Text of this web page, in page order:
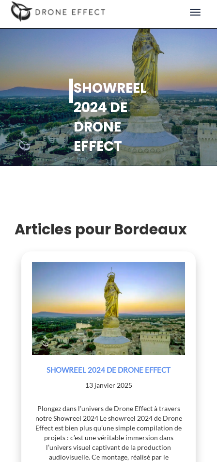
Toggle
SHOWREEL
2024 DE
DRONE
EFFECT
Articles pour Bordeaux
SHOWREEL 2024 DE DRONE EFFECT
13 janvier 2025
Plongez dans l’univers de Drone Effect à travers
notre Showreel 2024 Le showreel 2024 de Drone
Effect est bien plus qu’une simple compilation de
projets : c’est une véritable immersion dans
l’univers visuel captivant de la production
audiovisuelle. Ce montage, réalisé par le